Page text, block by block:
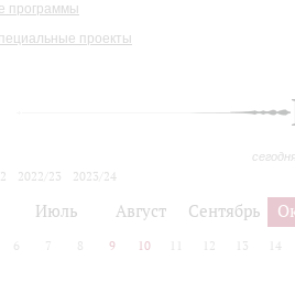
программы
проекты
2022/23
2023/24
Июль Август Сентябрь
6 7 8 9 10 12 13 14